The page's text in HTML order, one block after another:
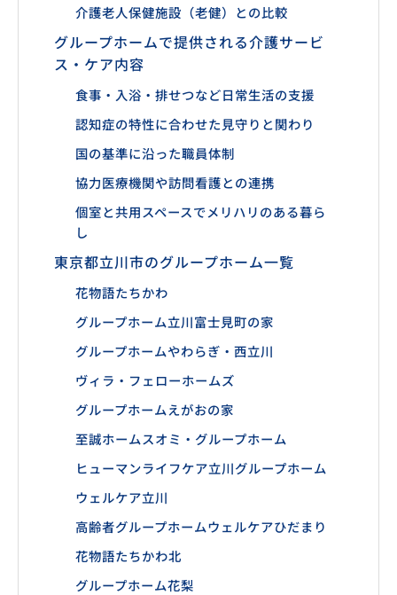
介護老人保健施設（老健）との比較
グループホームで提供される介護サービ
ス・ケア内容
食事・入浴・排せつなど日常生活の支援
認知症の特性に合わせた見守りと関わり
国の基準に沿った職員体制
協力医療機関や訪問看護との連携
個室と共用スペースでメリハリのある暮ら
し
東京都立川市のグループホーム一覧
花物語たちかわ
グループホーム立川富士見町の家
グループホームやわらぎ・西立川
ヴィラ・フェローホームズ
グループホームえがおの家
至誠ホームスオミ・グループホーム
ヒューマンライフケア立川グループホーム
ウェルケア立川
高齢者グループホームウェルケアひだまり
花物語たちかわ北
グループホーム花梨